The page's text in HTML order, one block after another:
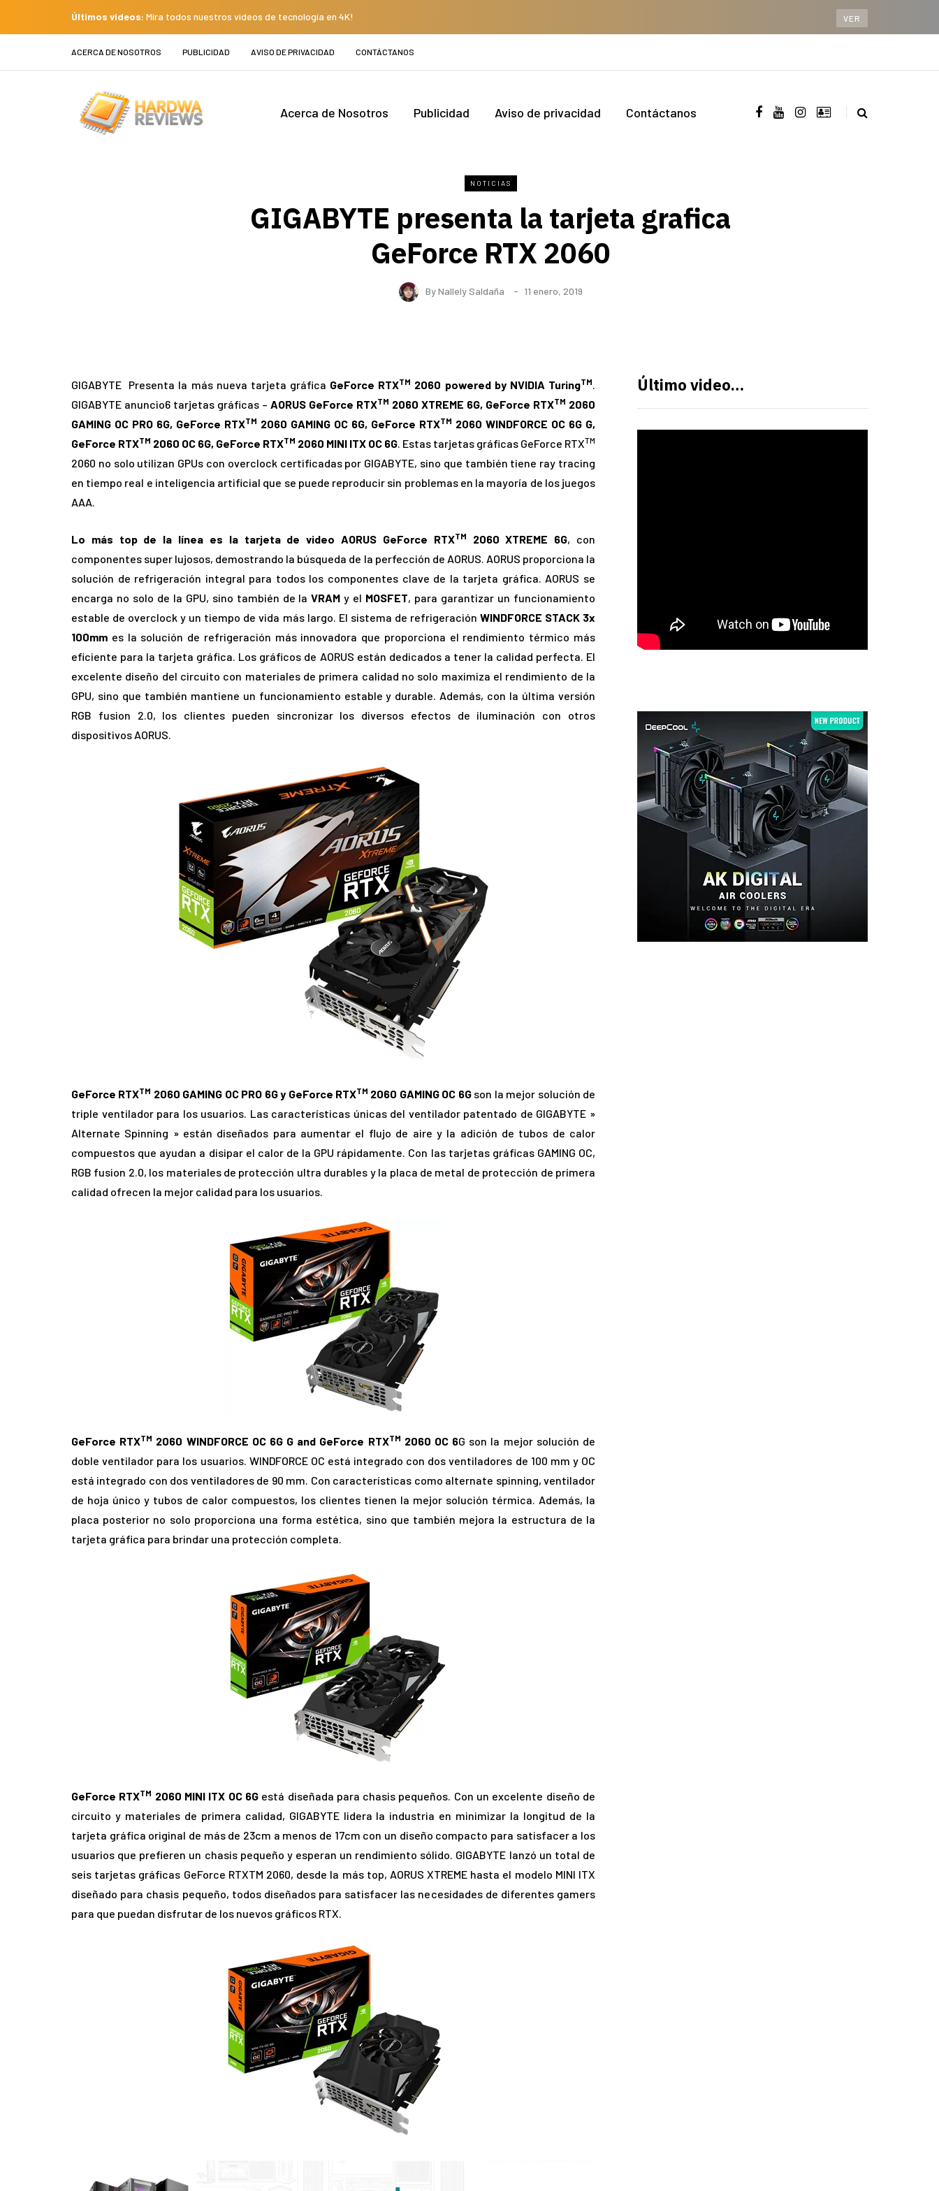
Últimos videos: Mira todos nuestros videos de tecnología en 4K! VER
ACERCA DE NOSOTROS PUBLICIDAD AVISO DE PRIVACIDAD CONTÁCTANOS
Acerca de Nosotros Publicidad Aviso de privacidad Contáctanos
NOTICIAS
GIGABYTE presenta la tarjeta grafica
GeForce RTX 2060
ByNallely Saldaña 11 enero, 2019
GIGABYTE Presenta la más nueva tarjeta gráfica GeForce RTXTM 2060 powered by NVIDIA TuringTM.
GIGABYTE anuncio6 tarjetas gráficas – AORUS GeForce RTXTM 2060 XTREME 6G, GeForce RTXTM 2060
GAMING OC PRO 6G, GeForce RTXTM 2060 GAMING OC 6G, GeForce RTXTM 2060 WINDFORCE OC 6G G,
GeForce RTXTM 2060 OC 6G, GeForce RTXTM 2060 MINI ITX OC 6G. Estas tarjetas gráficas GeForce RTXTM
2060 no solo utilizan GPUs con overclock certificadas por GIGABYTE, sino que también tiene ray tracing
en tiempo real e inteligencia artificial que se puede reproducir sin problemas en la mayoría de los juegos
AAA.
Lo más top de la línea es la tarjeta de video AORUS GeForce RTXTM 2060 XTREME 6G, con
componentes super lujosos, demostrando la búsqueda de la perfección de AORUS. AORUS proporciona la
solución de refrigeración integral para todos los componentes clave de la tarjeta gráfica. AORUS se
encarga no solo de la GPU, sino también de laVRAM y el MOSFET, para garantizar un funcionamiento
estable de overclock y un tiempo de vida más largo. El sistema de refrigeración WINDFORCE STACK 3x
100mm es la solución de refrigeración más innovadora que proporciona el rendimiento térmico más
eficiente para la tarjeta gráfica. Los gráficos de AORUS están dedicados a tener la calidad perfecta. El
excelente diseño del circuito con materiales de primera calidad no solo maximiza el rendimiento de la
GPU, sino que también mantiene un funcionamiento estable y durable. Además, con la última versión
RGB fusion 2.0, los clientes pueden sincronizar los diversos efectos de iluminación con otros
dispositivos AORUS.
GeForce RTXTM 2060 GAMING OC PRO 6G y GeForce RTXTM 2060 GAMING OC 6Gson la mejor solución de
triple ventilador para los usuarios. Las características únicas del ventilador patentado de GIGABYTE »
Alternate Spinning » están diseñados para aumentar el flujo de aire y la adición de tubos de calor
compuestos que ayudan a disipar el calor de la GPU rápidamente. Con las tarjetas gráficas GAMING OC,
RGB fusion 2.0, los materiales de protección ultra durables y la placa de metal de protección de primera
calidad ofrecen la mejor calidad para los usuarios.
GeForce RTXTM 2060 WINDFORCE OC 6G G and GeForce RTXTM 2060 OC 6G son la mejor solución de
doble ventilador para los usuarios. WINDFORCE OC está integrado con dos ventiladores de 100 mm y OC
está integrado con dos ventiladores de 90 mm. Con características como alternate spinning, ventilador
de hoja único y tubos de calor compuestos, los clientes tienen la mejor solución térmica. Además, la
placa posterior no solo proporciona una forma estética, sino que también mejora la estructura de la
tarjeta gráfica para brindar una protección completa.
GeForce RTXTM 2060 MINI ITX OC 6Gestá diseñada para chasis pequeños. Con un excelente diseño de
circuito y materiales de primera calidad, GIGABYTE lidera la industria en minimizar la longitud de la
tarjeta gráfica original de más de 23cm a menos de 17cm con un diseño compacto para satisfacer a los
usuarios que prefieren un chasis pequeño y esperan un rendimiento sólido. GIGABYTE lanzó un total de
seis tarjetas gráficas GeForce RTXTM 2060, desde la más top, AORUS XTREME hasta el modelo MINI ITX
diseñado para chasis pequeño, todos diseñados para satisfacer las necesidades de diferentes gamers
para que puedan disfrutar de los nuevos gráficos RTX.
Último video…